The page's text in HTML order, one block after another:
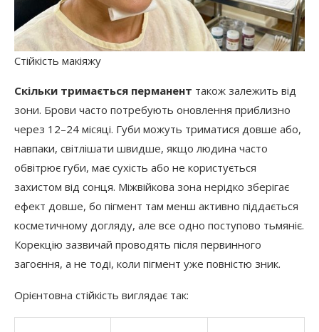
Стійкість макіяжу
Скільки тримається перманент також залежить від
зони. Брови часто потребують оновлення приблизно
через 12–24 місяці. Губи можуть триматися довше або,
навпаки, світлішати швидше, якщо людина часто
обвітрює губи, має сухість або не користується
захистом від сонця. Міжвійкова зона нерідко зберігає
ефект довше, бо пігмент там менш активно піддається
косметичному догляду, але все одно поступово тьмяніє.
Корекцію зазвичай проводять після первинного
загоєння, а не тоді, коли пігмент уже повністю зник.
Орієнтовна стійкість виглядає так: